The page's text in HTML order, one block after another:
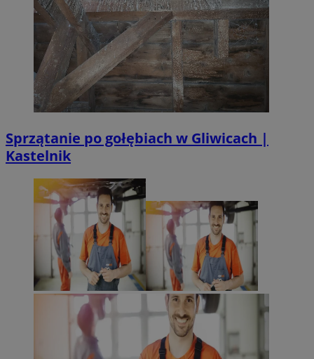
Sprzątanie po gołębiach w Gliwicach |
Kastelnik